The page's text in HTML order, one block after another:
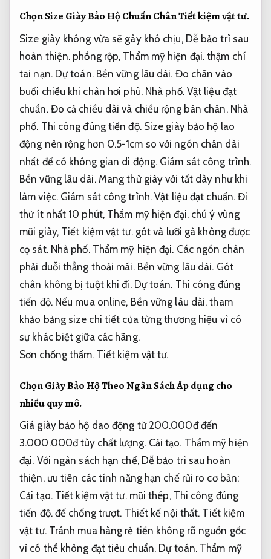
Chọn Size Giày Bảo Hộ Chuẩn ChânTiết kiệm vật tư.
Size giày không vừa sẽ gây khó chịu, Dễ bảo trì sau
hoàn thiện. phồng rộp, Thẩm mỹ hiện đại. thậm chí
tai nạn. Dự toán. Bền vững lâu dài. Đo chân vào
buổi chiều khi chân hơi phù. Nhà phố. Vật liệu đạt
chuẩn.Đo cả chiều dài và chiều rộng bàn chân. Nhà
phố. Thi công đúng tiến độ.Size giày bảo hộ lao
động nên rộng hơn 0.5-1cm so với ngón chân dài
nhất để có không gian di động. Giám sát công trình.
Bền vững lâu dài.Mang thử giày với tất dày như khi
làm việc. Giám sát công trình. Vật liệu đạt chuẩn. Đi
thử ít nhất 10 phút, Thẩm mỹ hiện đại.chú ý vùng
mũi giày, Tiết kiệm vật tư.gót và lưỡi gà không được
cọ sát. Nhà phố. Thẩm mỹ hiện đại. Các ngón chân
phải duỗi thẳng thoải mái. Bền vững lâu dài. Gót
chân không bị tuột khi đi. Dự toán. Thi công đúng
tiến độ.Nếu mua online, Bền vững lâu dài. tham
khảo bảng size chi tiết của từng thương hiệu vì có
sự khác biệt giữa các hãng.
Sơn chống thấm. Tiết kiệm vật tư.
Chọn Giày Bảo Hộ Theo Ngân SáchÁp dụng cho
nhiều quy mô.
Giá giày bảo hộ dao động từ 200.000đ đến
3.000.000đ tùy chất lượng. Cải tạo. Thẩm mỹ hiện
đại. Với ngân sách hạn chế, Dễ bảo trì sau hoàn
thiện.ưu tiên các tính năng hạn chế rủi ro cơ bản:
Cải tạo. Tiết kiệm vật tư.mũi thép, Thi công đúng
tiến độ.đế chống trượt. Thiết kế nội thất. Tiết kiệm
vật tư.Tránh mua hàng rẻ tiền không rõ nguồn gốc
vì có thể không đạt tiêu chuẩn. Dự toán. Thẩm mỹ